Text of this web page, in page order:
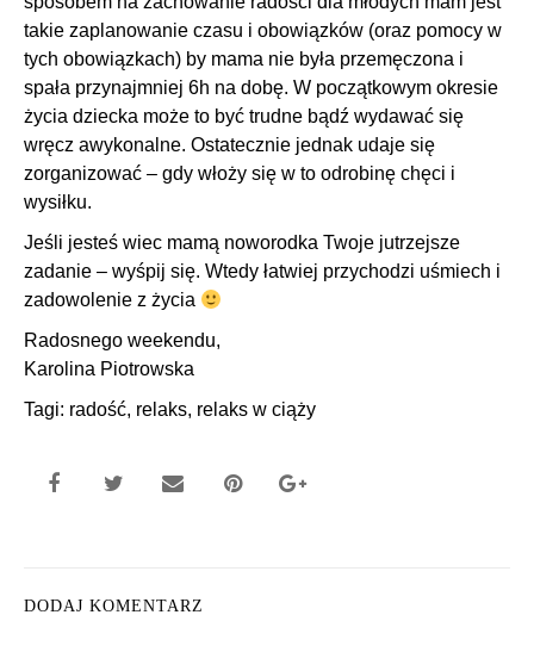
takie zaplanowanie czasu i obowiązków (oraz pomocy w
tych obowiązkach) by mama nie była przemęczona i
spała przynajmniej 6h na dobę. W początkowym okresie
życia dziecka może to być trudne bądź wydawać się
wręcz awykonalne. Ostatecznie jednak udaje się
zorganizować – gdy włoży się w to odrobinę chęci i
wysiłku.
Jeśli jesteś wiec mamą noworodka Twoje jutrzejsze
zadanie – wyśpij się. Wtedy łatwiej przychodzi uśmiech i
zadowolenie z życia
Radosnego weekendu,
Karolina Piotrowska
Tagi: radość, relaks, relaks w ciąży
DODAJ KOMENTARZ